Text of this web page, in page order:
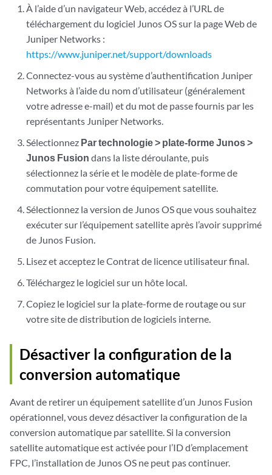
À l’aide d’un navigateur Web, accédez à l’URL de
téléchargement du logiciel Junos OS sur la page Web de
Juniper Networks :
https://www.juniper.net/support/downloads
Connectez-vous au système d’authentification Juniper
Networks à l’aide du nom d’utilisateur (généralement
votre adresse e-mail) et du mot de passe fournis par les
représentants Juniper Networks.
Sélectionnez Par technologie > plate-forme Junos >
Junos Fusion dans la liste déroulante, puis
sélectionnez la série et le modèle de plate-forme de
commutation pour votre équipement satellite.
Sélectionnez la version de Junos OS que vous souhaitez
exécuter sur l’équipement satellite après l’avoir supprimé
de Junos Fusion.
Lisez et acceptez le Contrat de licence utilisateur final.
Téléchargez le logiciel sur un hôte local.
Copiez le logiciel sur la plate-forme de routage ou sur
votre site de distribution de logiciels interne.
Désactiver la configuration de la
conversion automatique
Avant de retirer un équipement satellite d’un Junos Fusion
opérationnel, vous devez désactiver la configuration de la
conversion automatique par satellite. Si la conversion
satellite automatique est activée pour l’ID d’emplacement
FPC, l’installation de Junos OS ne peut pas continuer.